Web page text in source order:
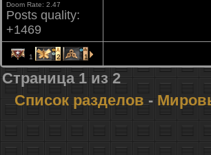
Doom Rate: 2.47
Posts quality:
+1469
1 2 1
Страница 1 из 2
Список разделов-